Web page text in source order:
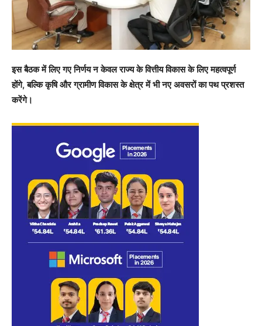
इस बैठक में लिए गए निर्णय न केवल राज्य के वित्तीय विकास के लिए महत्वपूर्ण
होंगे, बल्कि कृषि और ग्रामीण विकास के क्षेत्र में भी नए अवसरों का पथ प्रशस्त
करेंगे।